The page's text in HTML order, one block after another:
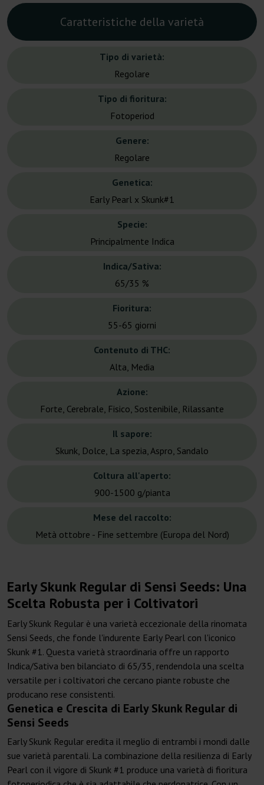
Caratteristiche della varietà
Tipo di varietà:
Regolare
Tipo di fioritura:
Fotoperiod
Genere:
Regolare
Genetica:
Early Pearl x Skunk#1
Specie:
Principalmente Indica
Indica/Sativa:
65/35 %
Fioritura:
55-65 giorni
Contenuto di THC:
Alta, Media
Azione:
Forte, Cerebrale, Fisico, Sostenibile, Rilassante
Il sapore:
Skunk, Dolce, La spezia, Aspro, Sandalo
Coltura all'aperto:
900-1500 g/pianta
Mese del raccolto:
Metà ottobre - Fine settembre (Europa del Nord)
Early Skunk Regular di Sensi Seeds: Una
Scelta Robusta per i Coltivatori
Early Skunk Regular è una varietà eccezionale della rinomata
Sensi Seeds, che fonde l'indurente Early Pearl con l'iconico
Skunk #1. Questa varietà straordinaria offre un rapporto
Indica/Sativa ben bilanciato di 65/35, rendendola una scelta
versatile per i coltivatori che cercano piante robuste che
producano rese consistenti.
Genetica e Crescita di Early Skunk Regular di
Sensi Seeds
Early Skunk Regular eredita il meglio di entrambi i mondi dalle
sue varietà parentali. La combinazione della resilienza di Early
Pearl con il vigore di Skunk #1 produce una varietà di fioritura